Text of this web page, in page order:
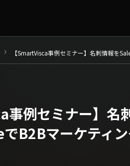
keyboard_arrow_right 【SmartVisca事例セミナー】名刺情報を
事例セミナー】名
B2Bマーケティ